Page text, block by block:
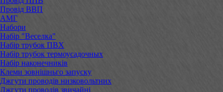
Провід ВВП
АМГ
Набори
Набір "Веселка"
Набір трубок ПВХ
Набір трубок термоусадочных
Набір наконечників
Клеми зовнішньго запуску
Джгути проводів низковольтних
Джгути проводів звичайні